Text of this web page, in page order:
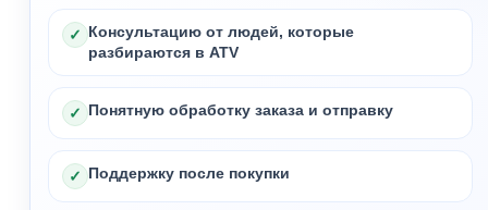
✓ Консультацию от людей, которые
разбираются в ATV
✓ Понятную обработку заказа и отправку
✓ Поддержку после покупки